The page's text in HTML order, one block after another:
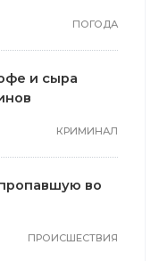
ПОГОДА
и сыра
КРИМИНАЛ
во
ПРОИСШЕСТВИЯ